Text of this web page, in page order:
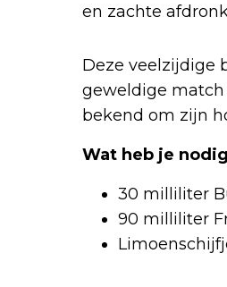
en zachte
Deze veelzijdige
geweldige match
bekend om zijn
Wat heb je
30 milliliter
90 milliliter